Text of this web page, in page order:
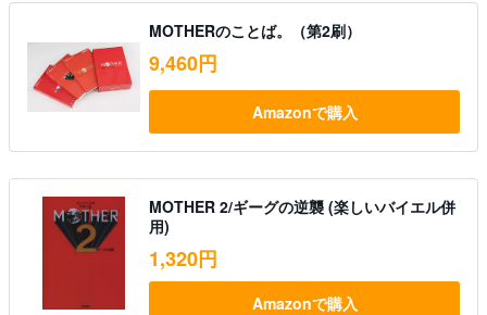
MOTHERのことば。（第2刷）
9,460円
Amazonで購入
MOTHER 2/ギーグの逆襲 (楽しいバイエル併
用)
1,320円
Amazonで購入